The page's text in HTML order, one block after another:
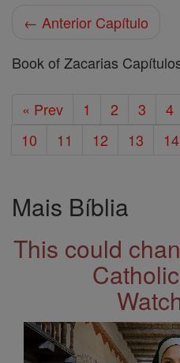
← Anterior Capítulo
Book of Zacarias
« Prev 1 2 3 4
10
11 12 13 14
Mais Bíblia
This could